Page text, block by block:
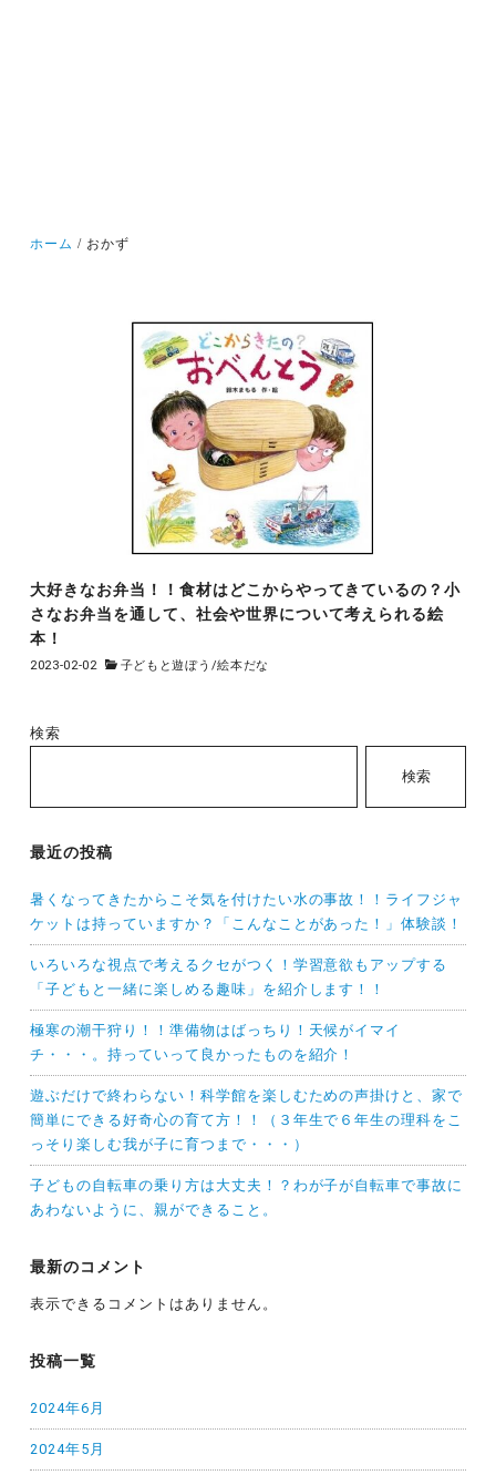
ホーム おかず
大好きなお弁当！！食材はどこからやってきているの？小
さなお弁当を通して、社会や世界について考えられる絵
本！
2023-02-02 子どもと遊ぼう /絵本だな
検索
検索
最近の投稿
暑くなってきたからこそ気を付けたい水の事故！！ライフジャ
ケットは持っていますか？「こんなことがあった！」体験談！
いろいろな視点で考えるクセがつく！学習意欲もアップする
「子どもと一緒に楽しめる趣味」を紹介します！！
極寒の潮干狩り！！準備物はばっちり！天候がイマイ
チ・・・。持っていって良かったものを紹介！
遊ぶだけで終わらない！科学館を楽しむための声掛けと、家で
簡単にできる好奇心の育て方！！（３年生で６年生の理科をこ
っそり楽しむ我が子に育つまで・・・）
子どもの自転車の乗り方は大丈夫！？わが子が自転車で事故に
あわないように、親ができること。
最新のコメント
表示できるコメントはありません。
投稿一覧
2024年6月
2024年5月